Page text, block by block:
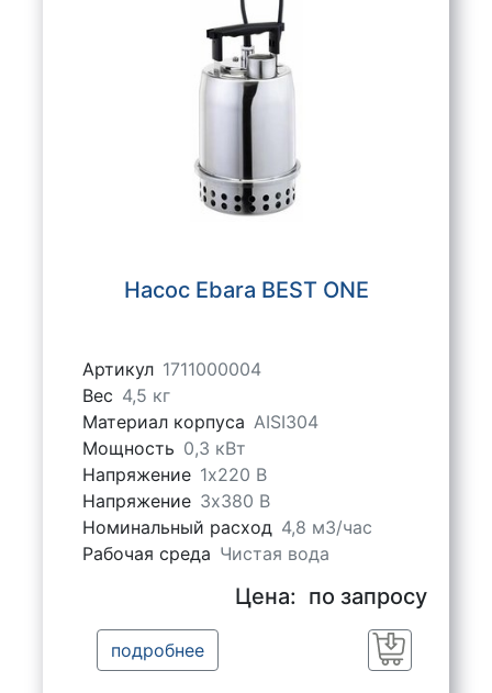
Насос Ebara BEST ONE
Артикул 1711000004
Вес 4,5 кг
Материал корпуса AISI304
Мощность 0,3 кВт
Напряжение 1х220 В
Напряжение 3х380 В
Номинальный расход 4,8 м3/час
Рабочая среда Чистая вода
Цена: по запросу
подробнее
Заказать